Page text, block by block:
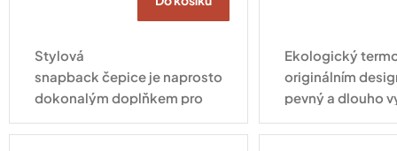
Stylová
snapback čepice je naprosto
dokonalým doplňkem pro
každodenní nošení. Tahle
varianta ve vyletněném
Ekologický
originálním
pevný a dlouho
pro každodenní